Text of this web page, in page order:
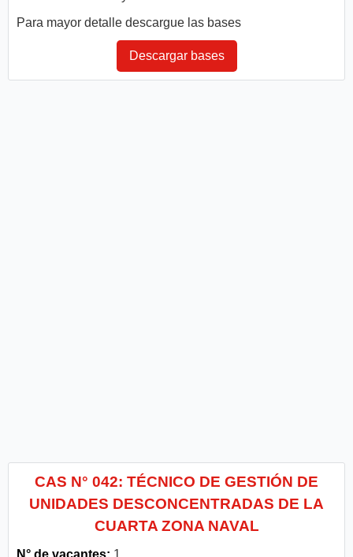
Para mayor detalle descargue las bases
Descargar bases
CAS N° 042: TÉCNICO DE GESTIÓN DE
UNIDADES DESCONCENTRADAS DE LA
CUARTA ZONA NAVAL
N° de vacantes: 1